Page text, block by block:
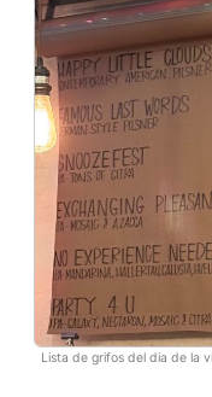
Lista de grifos del dia de la